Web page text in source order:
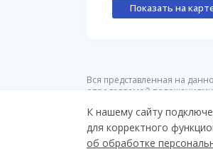
Показать на
Вся представленная на
определяемой
© Nikoliers 2026 Все
К нашему сайту
для корректного
об обработке